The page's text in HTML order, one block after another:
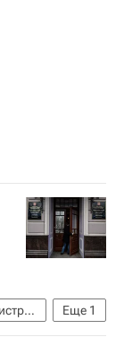
Еще 1
Федеральная служба государственной регистрации, кадастра и картографии (Росреестр)